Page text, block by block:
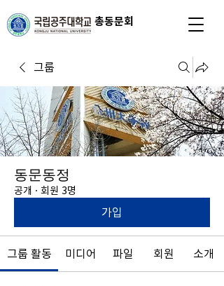
총동문회
그룹
동문동정
공개 · 회원 3명
가입
그룹 활동 미디어 파일 회원 소개